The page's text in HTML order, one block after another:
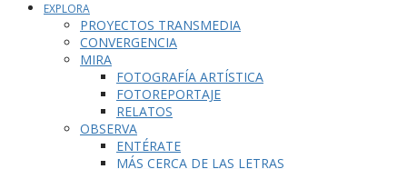
EXPLORA
PROYECTOS TRANSMEDIA
CONVERGENCIA
MIRA
FOTOGRAFÍA ARTÍSTICA
FOTOREPORTAJE
RELATOS
OBSERVA
ENTÉRATE
MÁS CERCA DE LAS LETRAS